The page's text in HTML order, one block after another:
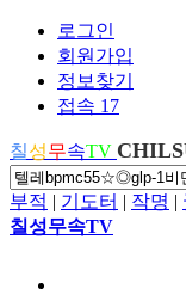
로그인
회원가입
정보찾기
접속 17
칠성무속TV
부적 | 기도터 | 작명 |
칠성무속TV